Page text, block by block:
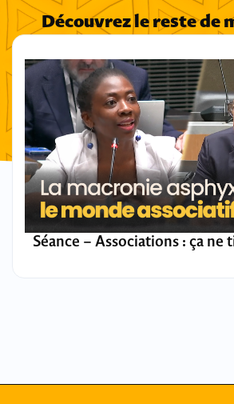
Découvrez le reste de
Séance – Associations : ça ne